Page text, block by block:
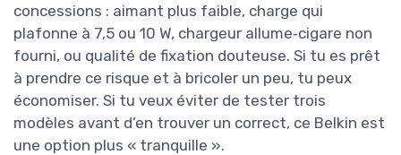
concessions : aimant plus faible, charge qui
plafonne à 7,5 ou 10 W, chargeur allume‑cigare non
fourni, ou qualité de fixation douteuse. Si tu es prêt
à prendre ce risque et à bricoler un peu, tu peux
économiser. Si tu veux éviter de tester trois
modèles avant d’en trouver un correct, ce Belkin est
une option plus « tranquille ».